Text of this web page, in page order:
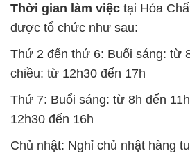
Thời gian làm việc tại Hóa
được tổ chức như sau:
Thứ 2 đến thứ 6: Buổi sáng: từ
chiều: từ 12h30 đến 17h
Thứ 7: Buổi sáng: từ 8h đến
12h30 đến 16h
Chủ nhật: Nghỉ chủ nhật hàng